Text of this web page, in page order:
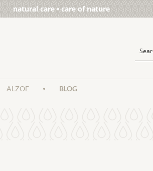
natural care • care of nature
ALZOE BLOG